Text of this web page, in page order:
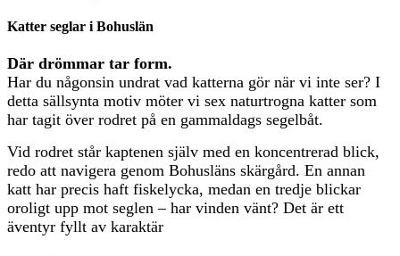
Katter seglar i Bohuslän
Där drömmar tar form.
Har du någonsin undrat vad katterna gör när vi inte ser? I
detta sällsynta motiv möter vi sex naturtrogna katter som
har tagit över rodret på en gammaldags segelbåt.
Vid rodret står kaptenen själv med en koncentrerad blick,
redo att navigera genom Bohusläns skärgård. En annan
katt har precis haft fiskelycka, medan en tredje blickar
oroligt upp mot seglen – har vinden vänt? Det är ett
äventyr fyllt av karaktär